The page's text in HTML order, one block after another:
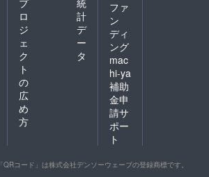
ロ
ジ
ェ
ク
ト
の
広
め
方
計
デ
ー
タ
ファ
ン
ディ
ング
mac
hi-ya
補助
金申
請サ
ポー
ト
「QRコード」は株式会社デンソーウェーブの登録商標です。